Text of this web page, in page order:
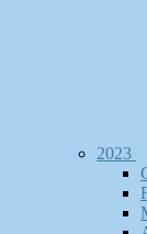
2023